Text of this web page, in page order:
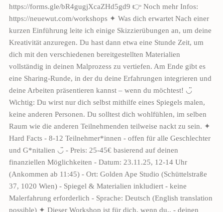
https://forms.gle/bR4gugjXcaZHd5gd9 👉 Noch mehr Infos:
https://neuewut.com/workshops ✦ Was dich erwartet Nach einer
kurzen Einführung leite ich einige Skizzierübungen an, um deine
Kreativität anzuregen. Du hast dann etwa eine Stunde Zeit, um
dich mit den verschiedenen bereitgestellten Materialien
vollständig in deinen Malprozess zu vertiefen. Am Ende gibt es
eine Sharing-Runde, in der du deine Erfahrungen integrieren und
deine Arbeiten präsentieren kannst – wenn du möchtest! ◡̈
Wichtig: Du wirst nur dich selbst mithilfe eines Spiegels malen,
keine anderen Personen. Du solltest dich wohlfühlen, im selben
Raum wie die anderen Teilnehmenden teilweise nackt zu sein. ✦
Hard Facts - 8-12 Teilnehmer*innen - offen für alle Geschlechter
und G*nitalien ◡̈ - Preis: 25-45€ basierend auf deinen
finanziellen Möglichkeiten - Datum: 23.11.25, 12-14 Uhr
(Ankommen ab 11:45) - Ort: Golden Ape Studio (Schüttelstraße
37, 1020 Wien) - Spiegel & Materialien inkludiert - keine
Malerfahrung erforderlich - Sprache: Deutsch (English translation
possible) ✦ Dieser Workshop ist für dich, wenn du.. - deinen